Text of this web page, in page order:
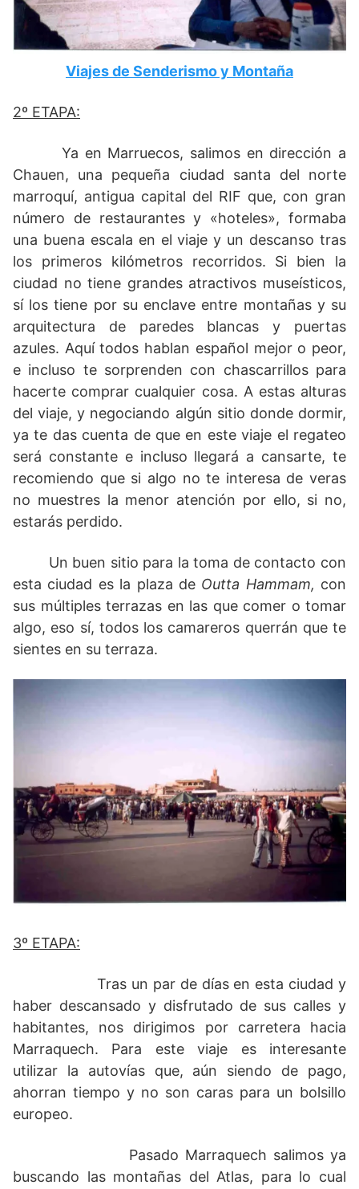
Viajes de Senderismo y Montaña
2º ETAPA:
Ya en Marruecos, salimos en dirección a
Chauen, una pequeña ciudad santa del norte
marroquí, antigua capital del RIF que, con gran
número de restaurantes y «hoteles», formaba
una buena escala en el viaje y un descanso tras
los primeros kilómetros recorridos. Si bien la
ciudad no tiene grandes atractivos museísticos,
sí los tiene por su enclave entre montañas y su
arquitectura de paredes blancas y puertas
azules. Aquí todos hablan español mejor o peor,
e incluso te sorprenden con chascarrillos para
hacerte comprar cualquier cosa. A estas alturas
del viaje, y negociando algún sitio donde dormir,
ya te das cuenta de que en este viaje el regateo
será constante e incluso llegará a cansarte, te
recomiendo que si algo no te interesa de veras
no muestres la menor atención por ello, si no,
estarás perdido.
Un buen sitio para la toma de contacto con
esta ciudad es la plaza de Outta Hammam, con
sus múltiples terrazas en las que comer o tomar
algo, eso sí, todos los camareros querrán que te
sientes en su terraza.
3º ETAPA:
Tras un par de días en esta ciudad y
haber descansado y disfrutado de sus calles y
habitantes, nos dirigimos por carretera hacia
Marraquech. Para este viaje es interesante
utilizar la autovías que, aún siendo de pago,
ahorran tiempo y no son caras para un bolsillo
europeo.
Pasado Marraquech salimos ya
buscando las montañas del Atlas, para lo cual